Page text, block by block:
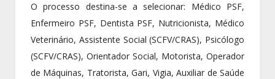
O processo destina-se a selecionar: Médico PSF,
Enfermeiro PSF, Dentista PSF, Nutricionista, Médico
Veterinário, Assistente Social (SCFV/CRAS), Psicólogo
(SCFV/CRAS), Orientador Social, Motorista, Operador
de Máquinas, Tratorista, Gari, Vigia, Auxiliar de Saúde